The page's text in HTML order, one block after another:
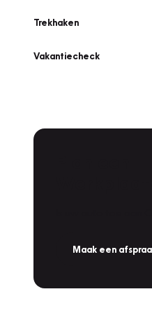
Trekhaken
Vakantiecheck
Maak een